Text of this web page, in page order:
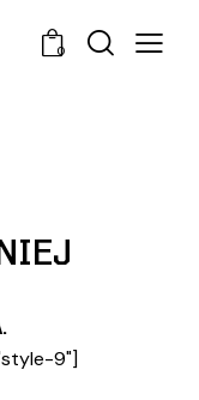
0
9"]